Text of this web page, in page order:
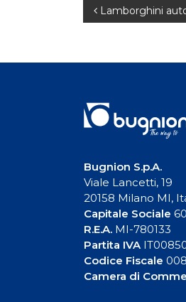
Lamborghini
Bugnion S.p.A.
Viale Lancetti, 19
20158 Milano MI,
Capitale Sociale
R.E.A. MI-780133
Partita IVA
Codice Fiscale
Camera di